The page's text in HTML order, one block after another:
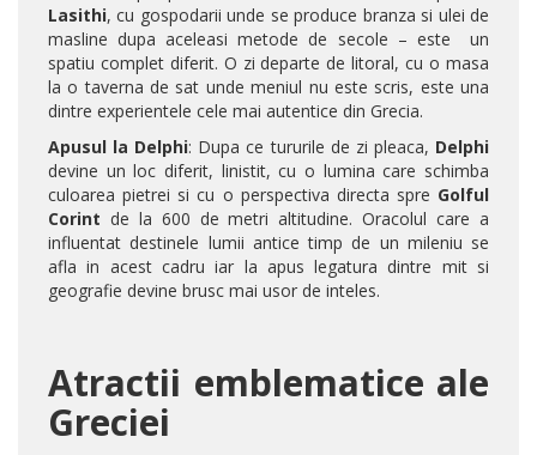
Lasithi, cu gospodarii unde se produce branza si ulei de
masline dupa aceleasi metode de secole – este un
spatiu complet diferit. O zi departe de litoral, cu o masa
la o taverna de sat unde meniul nu este scris, este una
dintre experientele cele mai autentice din Grecia.
Apusul la Delphi: Dupa ce tururile de zi pleaca, Delphi
devine un loc diferit, linistit, cu o lumina care schimba
culoarea pietrei si cu o perspectiva directa spre Golful
Corint de la 600 de metri altitudine. Oracolul care a
influentat destinele lumii antice timp de un mileniu se
afla in acest cadru iar la apus legatura dintre mit si
geografie devine brusc mai usor de inteles.
Atractii emblematice ale
Greciei